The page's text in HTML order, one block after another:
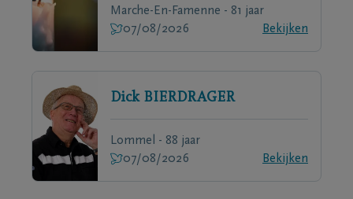
Marche-En-Famenne - 81 jaar
07/08/2026
Bekijken
Dick BIERDRAGER
Lommel - 88 jaar
07/08/2026
Bekijken